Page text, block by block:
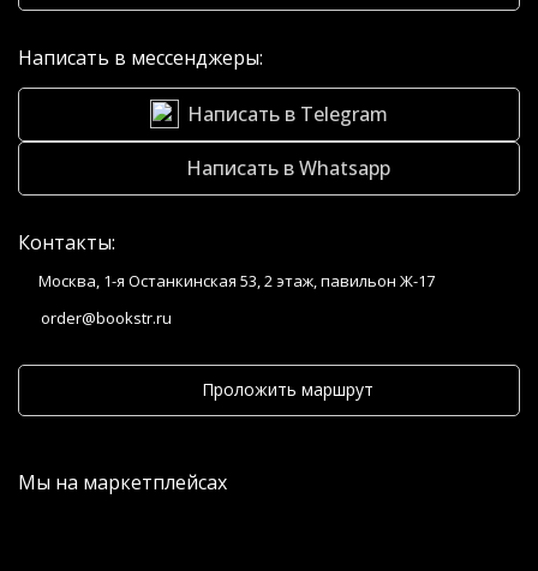
Написать в мессенджеры:
Написать в Telegram
Написать в Whatsapp
Контакты:
Москва, 1-я Останкинская 53, 2 этаж, павильон Ж-17
order@bookstr.ru
Проложить маршрут
Мы на маркетплейсах